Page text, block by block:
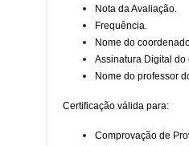
Nota da Avaliação.
Frequência.
Nome do
Assinatura Digital
Nome do professor
Certificação válida para:
Comprovação de